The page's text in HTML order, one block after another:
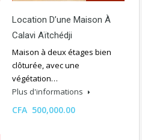
Location D’une Maison À
Calavi Aïtchédji
Maison à deux étages bien
clôturée, avec une
végétation…
Plus d'informations
CFA 500,000.00